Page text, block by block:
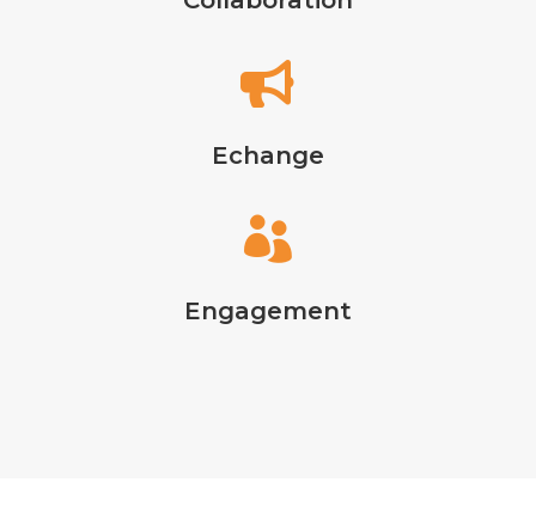

Echange

Engagement